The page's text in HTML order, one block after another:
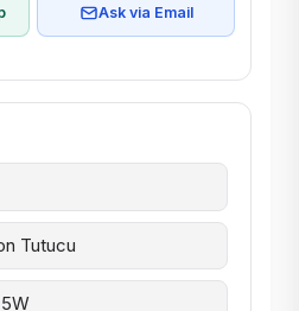
Ask via Email
Tutucu
5W